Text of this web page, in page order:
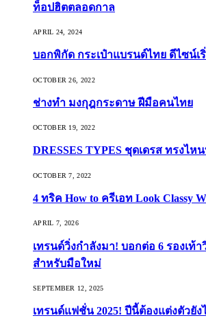
ท็อปฮิตตลอดกาล
APRIL 24, 2024
บอกพิกัด กระเป๋าแบรนด์ไทย ดีไซน์เ
OCTOBER 26, 2022
ช่างทำ มงกุฎกระดาษ ฝีมือคนไทย
OCTOBER 19, 2022
DRESSES TYPES ชุดเดรส ทรงไห
OCTOBER 7, 2022
4 ทริค How to ครีเอท Look Classy
APRIL 7, 2026
เทรนด์วิ่งกำลังมา! บอกต่อ 6 รองเท้
สำหรับมือใหม่
SEPTEMBER 12, 2025
เทรนด์แฟชั่น 2025! ปีนี้ต้องแต่งตัวยัง